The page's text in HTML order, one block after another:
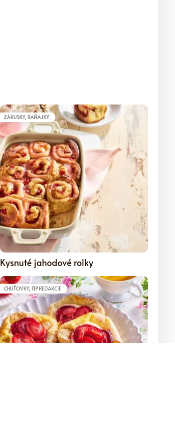
ZÁKUSKY, RAŇAJKY
Kysnuté jahodové rolky
CHUŤOVKY, TIP REDAKCIE